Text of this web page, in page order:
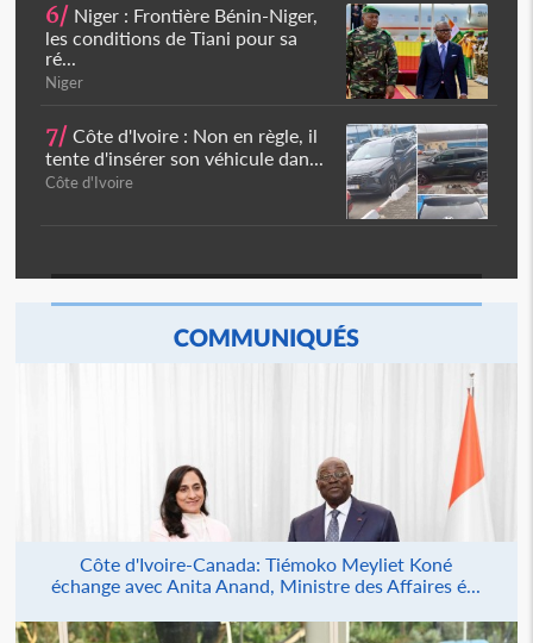
6/ Niger : Frontière Bénin-Niger,
les conditions de Tiani pour sa
ré...
Niger
7/ Côte d'Ivoire : Non en règle, il
tente d'insérer son véhicule dan...
Côte d'Ivoire
COMMUNIQUÉS
Côte d'Ivoire-Canada: Tiémoko Meyliet Koné
échange avec Anita Anand, Ministre des Affaires é...